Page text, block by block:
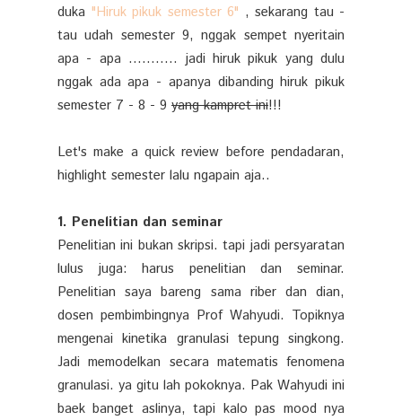
duka "Hiruk pikuk semester 6" , sekarang tau -
tau udah semester 9, nggak sempet nyeritain
apa - apa ........... jadi hiruk pikuk yang dulu
nggak ada apa - apanya dibanding hiruk pikuk
semester 7 - 8 - 9 yang kampret ini!!!
Let's make a quick review before pendadaran,
highlight semester lalu ngapain aja..
1. Penelitian dan seminar
Penelitian ini bukan skripsi. tapi jadi persyaratan
lulus juga: harus penelitian dan seminar.
Penelitian saya bareng sama riber dan dian,
dosen pembimbingnya Prof Wahyudi. Topiknya
mengenai kinetika granulasi tepung singkong.
Jadi memodelkan secara matematis fenomena
granulasi. ya gitu lah pokoknya. Pak Wahyudi ini
baek banget aslinya, tapi kalo pas mood nya